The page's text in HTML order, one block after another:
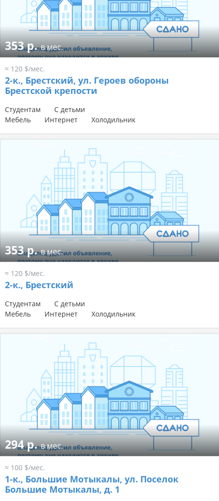
353 р.в мес.
≈ 120 $/мес.
2-к., Брестский, ул. Героев обороны
Брестской крепости
Студентам
С детьми
Мебель
Интернет Холодильник
353 р.в мес.
≈ 120 $/мес.
2-к., Брестский
Студентам
С детьми
Мебель
Интернет Холодильник
294 р.в мес.
≈ 100 $/мес.
1-к., Большие Мотыкалы, ул. Поселок
Большие Мотыкалы, д. 1